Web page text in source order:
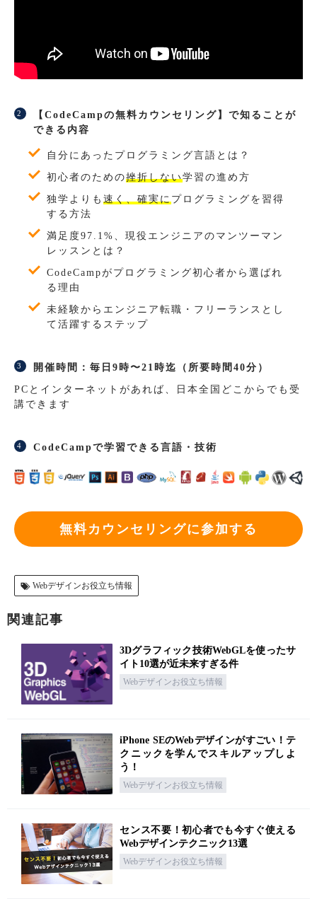
【CodeCampの無料カウンセリング】で知ることが
できる内容
自分にあったプログラミング言語とは？
初心者のための挫折しない学習の進め方
独学よりも 速く、確実にプログラミングを習得
する方法
満足度97.1%、現役エンジニアのマンツーマン
レッスンとは？
CodeCampがプログラミング初心者から選ばれ
る理由
未経験からエンジニア転職・フリーランスとし
て活躍するステップ
開催時間：毎日9時〜21時迄（所要時間40分）
PCとインターネットがあれば、日本全国どこからでも受
講できます
CodeCampで学習できる言語・技術
無料カウンセリングに参加する
Webデザインお役立ち情報
関連記事
3Dグラフィック技術WebGLを使ったサ
イト10選が近未来すぎる件
Webデザインお役立ち情報
iPhone SEのWebデザインがすごい！テ
クニックを学んでスキルアップしよ
う！
Webデザインお役立ち情報
センス不要！初心者でも今すぐ使える
Webデザインテクニック13選
Webデザインお役立ち情報